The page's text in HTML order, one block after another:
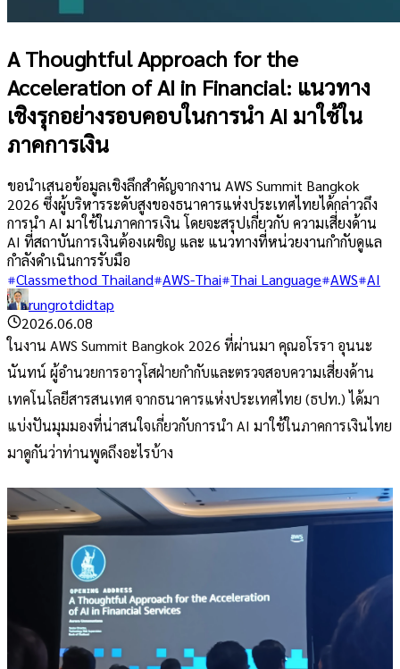
A Thoughtful Approach for the
Acceleration of AI in Financial: แนวทาง
เชิงรุกอย่างรอบคอบในการนำ AI มาใช้ใน
ภาคการเงิน
ขอนำเสนอข้อมูลเชิงลึกสำคัญจากงาน AWS Summit Bangkok
2026 ซึ่งผู้บริหารระดับสูงของธนาคารแห่งประเทศไทยได้กล่าวถึง
การนำ AI มาใช้ในภาคการเงิน โดยจะสรุปเกี่ยวกับ ความเสี่ยงด้าน
AI ที่สถาบันการเงินต้องเผชิญ และ แนวทางที่หน่วยงานกำกับดูแล
กำลังดำเนินการรับมือ
Classmethod Thailand AWS-Thai Thai Language AWS AI
rungrotdidtap
2026.06.08
ในงาน AWS Summit Bangkok 2026 ที่ผ่านมา คุณอโรรา อุนนะ
นันทน์ ผู้อำนวยการอาวุโสฝ่ายกำกับและตรวจสอบความเสี่ยงด้าน
เทคโนโลยีสารสนเทศ จากธนาคารแห่งประเทศไทย (ธปท.) ได้มา
แบ่งปันมุมมองที่น่าสนใจเกี่ยวกับการนำ AI มาใช้ในภาคการเงินไทย
มาดูกันว่าท่านพูดถึงอะไรบ้าง